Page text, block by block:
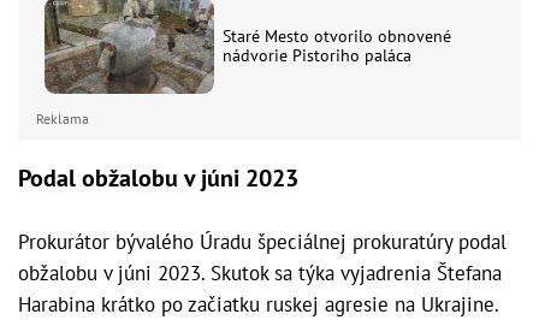
Staré Mesto otvorilo obnovené
nádvorie Pistoriho paláca
Reklama
Podal obžalobu v júni 2023
Prokurátor bývalého Úradu špeciálnej prokuratúry podal
obžalobu v júni 2023. Skutok sa týka vyjadrenia Štefana
Harabina krátko po začiatku ruskej agresie na Ukrajine.